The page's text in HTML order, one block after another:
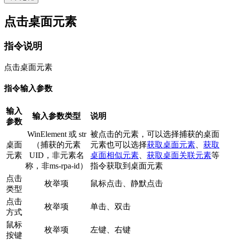
点击桌面元素
指令说明
点击桌面元素
指令输入参数
输入
参数
输入参数类型 说明
桌面
元素
WinElement 或 str
（捕获的元素
UID，非元素名
称，非ms-rpa-id）
被点击的元素，可以选择捕获的桌面
元素也可以选择获取桌面元素
获取
桌面相似元素
获取桌面关联元素等
指令获取到桌面元素
点击
类型
枚举项 鼠标点击、静默点击
点击
方式
枚举项 单击、双击
鼠标
按键
枚举项 左键、右键